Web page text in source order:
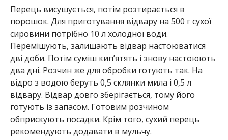
Перець висушується, потім розтирається в
порошок. Для приготування відвару на 500 г сухої
сировини потрібно 10 л холодної води.
Перемішують, залишають відвар настоюватися
дві доби. Потім суміш кип’ятять і знову настоюють
два дні. Розчин же для обробки готують так. На
відро з водою беруть 0,5 склянки мила і 0,5 л
відвару. Відвар довго зберігається, тому його
готують із запасом. Готовим розчином
обприскують посадки. Крім того, сухий перець
рекомендують додавати в мульчу.